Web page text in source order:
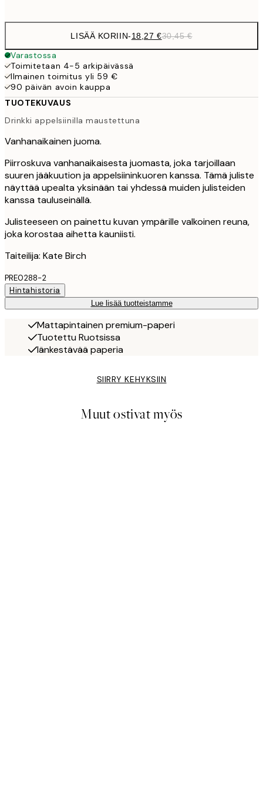
LISÄÄ KORIIN-18,27 €30,45 €
Varastossa
Toimitetaan 4-5 arkipäivässä
Ilmainen toimitus yli 59 €
90 päivän avoin kauppa
TUOTEKUVAUS
Drinkki appelsiinilla maustettuna
Vanhanaikainen juoma.
Piirroskuva vanhanaikaisesta juomasta, joka tarjoillaan
suuren jääkuution ja appelsiininkuoren kanssa. Tämä juliste
näyttää upealta yksinään tai yhdessä muiden julisteiden
kanssa tauluseinällä.
Julisteeseen on painettu kuvan ympärille valkoinen reuna,
joka korostaa aihetta kauniisti.
Taiteilija: Kate Birch
PRE0288-2
Hintahistoria
Lue lisää tuotteistamme
Mattapintainen premium-paperi
Tuotettu Ruotsissa
Iänkestävää paperia
SIIRRY KEHYKSIIN
Muut ostivat myös